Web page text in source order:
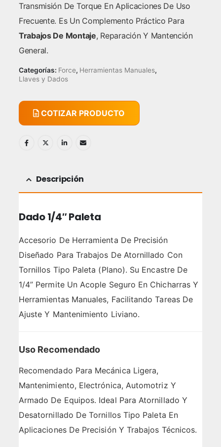
Transmisión De Torque En Aplicaciones De Uso
Frecuente. Es Un Complemento Práctico Para
Trabajos De Montaje, Reparación Y Mantención
General.
Categorías: Force, Herramientas Manuales,
Llaves y Dados
COTIZAR PRODUCTO
Descripción
Dado 1/4″ Paleta
Accesorio De Herramienta De Precisión
Diseñado Para Trabajos De Atornillado Con
Tornillos Tipo Paleta (plano). Su Encastre De
1/4” Permite Un Acople Seguro En Chicharras Y
Herramientas Manuales, Facilitando Tareas De
Ajuste Y Mantenimiento Liviano.
Uso Recomendado
Recomendado Para Mecánica Ligera,
Mantenimiento, Electrónica, Automotriz Y
Armado De Equipos. Ideal Para Atornillado Y
Desatornillado De Tornillos Tipo Paleta En
Aplicaciones De Precisión Y Trabajos Técnicos.